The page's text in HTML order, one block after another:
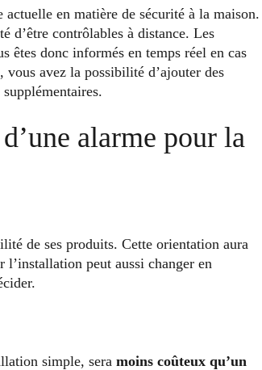
actuelle en matière de sécurité à la maison.
d’être contrôlables à distance. Les
êtes donc informés en temps réel en cas
avez la possibilité d’ajouter des
alarme pour la
de ses produits. Cette orientation aura
peut aussi changer en
simple, sera moins coûteux qu’un